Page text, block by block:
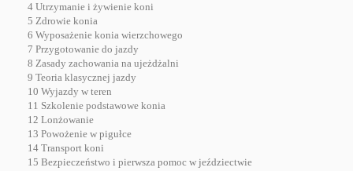
4 Utrzymanie i żywienie koni
5 Zdrowie konia
6 Wyposażenie konia wierzchowego
7 Przygotowanie do jazdy
8 Zasady zachowania na ujeżdżalni
9 Teoria klasycznej jazdy
10 Wyjazdy w teren
11 Szkolenie podstawowe konia
12 Lonżowanie
13 Powożenie w pigułce
14 Transport koni
15 Bezpieczeństwo i pierwsza pomoc w jeździectwie